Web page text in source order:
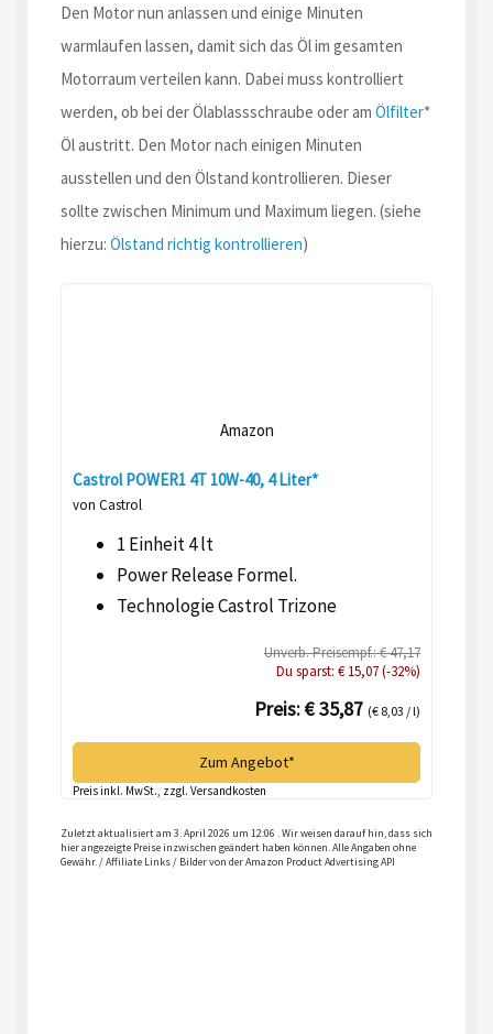
Den Motor nun anlassen und einige Minuten
warmlaufen lassen, damit sich das Öl im gesamten
Motorraum verteilen kann. Dabei muss kontrolliert
werden, ob bei der Ölablassschraube oder am Ölfilter*
Öl austritt. Den Motor nach einigen Minuten
ausstellen und den Ölstand kontrollieren. Dieser
sollte zwischen Minimum und Maximum liegen. (siehe
hierzu: Ölstand richtig kontrollieren)
Amazon
Castrol POWER1 4T 10W-40, 4 Liter*
von Castrol
1 Einheit 4 lt
Power Release Formel.
Technologie Castrol Trizone
Unverb. Preisempf.: € 47,17
Du sparst: € 15,07 (-32%)
Preis: € 35,87 (€ 8,03 / l)
Zum Angebot*
Preis inkl. MwSt., zzgl. Versandkosten
Zuletzt aktualisiert am 3. April 2026 um 12:06 . Wir weisen darauf hin, dass sich
hier angezeigte Preise inzwischen geändert haben können. Alle Angaben ohne
Gewähr. / Affiliate Links / Bilder von der Amazon Product Advertising API